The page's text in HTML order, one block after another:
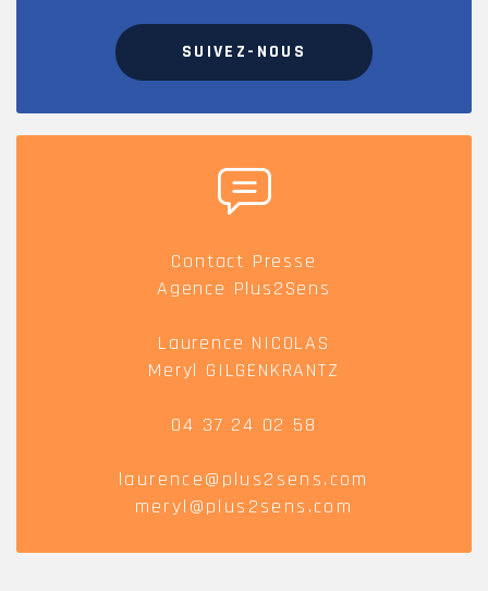
SUIVEZ-NOUS
Contact Presse
Agence Plus2Sens
Laurence NICOLAS
Meryl GILGENKRANTZ
04 37 24 02 58
laurence@plus2sens.com
meryl@plus2sens.com